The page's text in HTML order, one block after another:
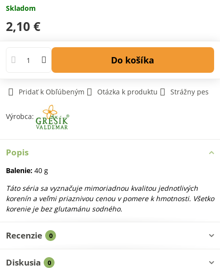
Skladom
2,10 €
Do košíka
Pridať k Obľúbeným Otázka k produktu Strážny pes
Výrobca:
Popis
Balenie: 40 g
Táto séria sa vyznačuje mimoriadnou kvalitou jednotlivých
korenín a veľmi priaznivou cenou v pomere k hmotnosti. Všetko
korenie je bez glutamánu sodného.
Recenzie 0
Diskusia 0